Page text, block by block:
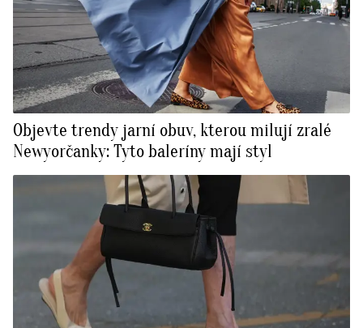
Objevte trendy jarní obuv, kterou milují zralé
Newyorčanky: Tyto baleríny mají styl